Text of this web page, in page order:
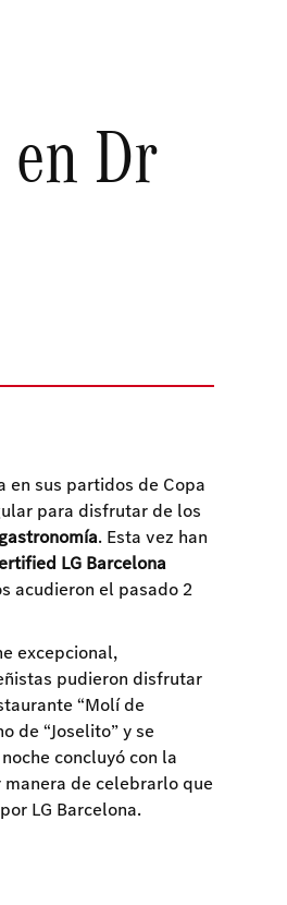
en Dr
en sus partidos de Copa
para disfrutar de los
. Esta vez han
LG Barcelona
acudieron el pasado 2
excepcional,
pudieron disfrutar
“Molí de
de “Joselito” y se
concluyó con la
de celebrarlo que
LG Barcelona.